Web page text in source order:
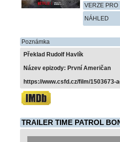
VERZE PRO
NÁHLED
Poznámka
Překlad Rudolf Havlík
Název epizody: První Američan
https://www.csfd.cz/film/
TRAILER TIME PATROL